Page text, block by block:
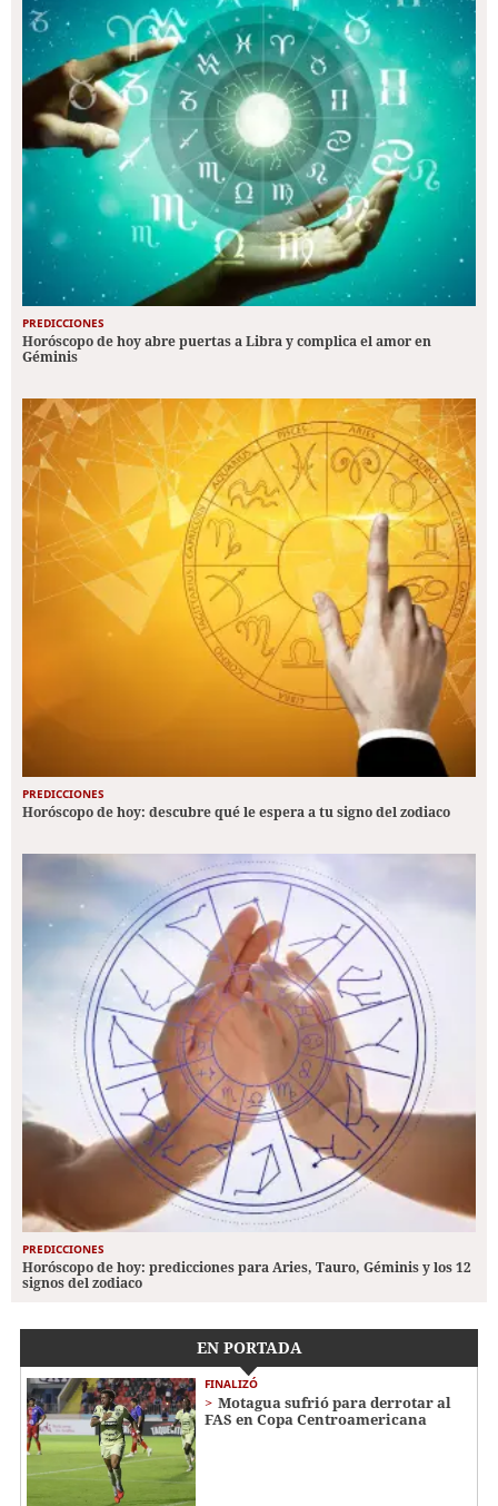
PREDICCIONES
Horóscopo de hoy abre puertas a Libra y complica el amor en
Géminis
PREDICCIONES
Horóscopo de hoy: descubre qué le espera a tu signo del zodiaco
PREDICCIONES
Horóscopo de hoy: predicciones para Aries, Tauro, Géminis y los 12
signos del zodiaco
EN PORTADA
FINALIZÓ
Motagua sufrió para derrotar al
FAS en Copa Centroamericana